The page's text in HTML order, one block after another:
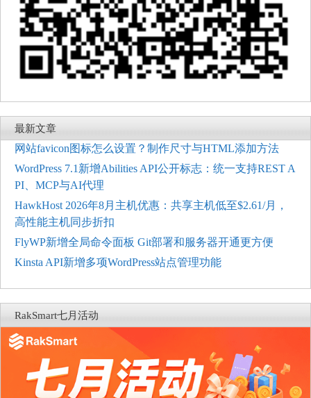
最新文章
网站favicon图标怎么设置？制作尺寸与HTML添加方法
WordPress 7.1新增Abilities API公开标志：统一支持REST A
PI、MCP与AI代理
HawkHost 2026年8月主机优惠：共享主机低至$2.61/月，
高性能主机同步折扣
FlyWP新增全局命令面板 Git部署和服务器开通更方便
Kinsta API新增多项WordPress站点管理功能
RakSmart七月活动